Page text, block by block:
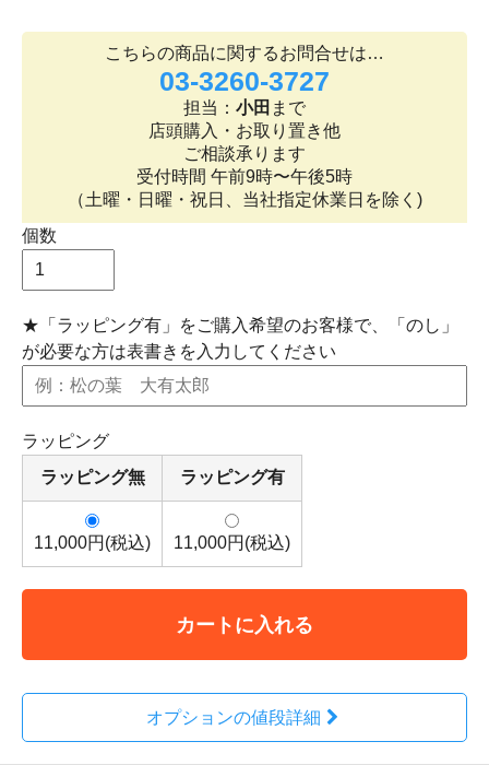
こちらの商品に関するお問合せは…
03-3260-3727
担当： 小田 まで
店頭購入・お取り置き他
ご相談承ります
受付時間 午前9時〜午後5時
（土曜・日曜・祝日、当社指定休業日を除く)
個数
★「ラッピング有」をご購入希望のお客様で、「のし」
が必要な方は表書きを入力してください
ラッピング
ラッピング無
ラッピング有
11,000円(税込) 11,000円(税込)
カートに入れる
オプションの値段詳細